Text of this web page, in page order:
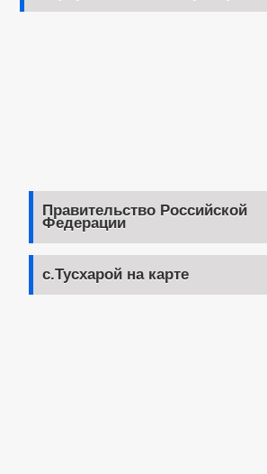
Правительство Российской
Федерации
с.Тусхарой на карте